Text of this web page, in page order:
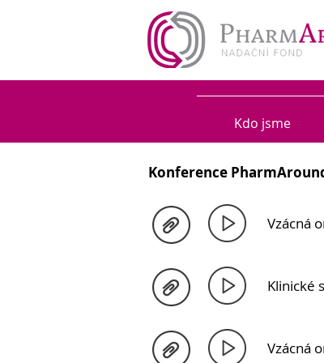
Kdo jsme
Konference
Vzácná
Klinické
Vzácná